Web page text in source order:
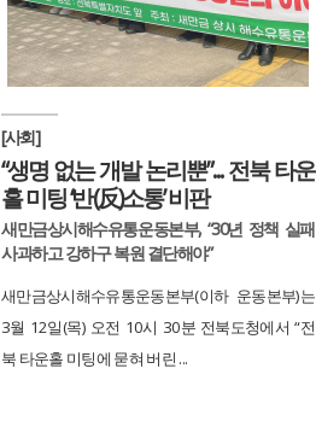
[사회]
“생명 없는 개발 논리뿐”... 전북 타운
홀 미팅 ‘반(反)소통’ 비판
새만금상시해수유통운동본부, “30년 정책 실패
사과하고 강하구 복원 결단해야”
새만금상시해수유통운동본부(이하 운동본부)는
3월 12일(목) 오전 10시 30분 전북도청에서 “전
북 타운홀 미팅에 묻혀 버린 ...